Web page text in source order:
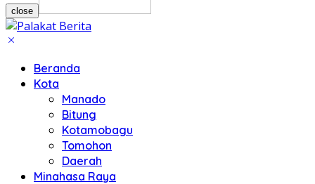
close
Beranda
Kota
Manado
Bitung
Kotamobagu
Tomohon
Daerah
Minahasa Raya